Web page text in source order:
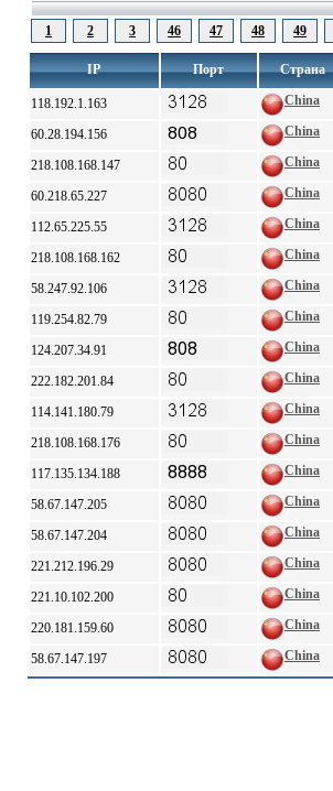
1 2 3 46 47 48 49
IP Порт Страна
118.192.1.163 China
60.28.194.156
China
218.108.168.147
China
60.218.65.227
China
112.65.225.55
China
218.108.168.162
China
58.247.92.106
China
119.254.82.79
China
124.207.34.91
China
222.182.201.84
China
114.141.180.79
China
218.108.168.176
China
117.135.134.188
China
58.67.147.205
China
58.67.147.204
China
221.212.196.29
China
221.10.102.200
China
220.181.159.60
China
58.67.147.197
China